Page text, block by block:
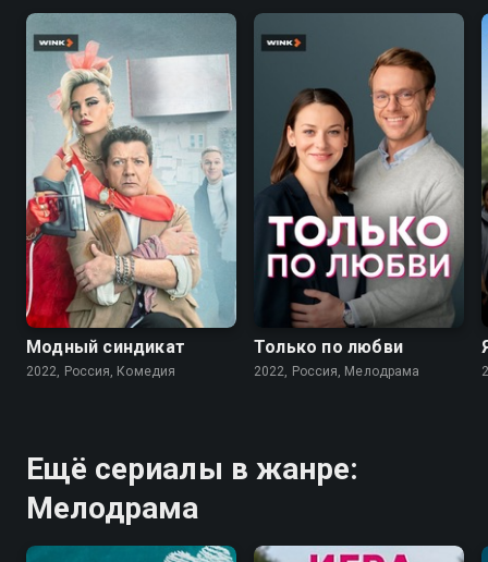
7.6
Модный синдикат
2022, Россия, Комедия
Только по любви
2022, Россия, Мелодрама
Ещё сериалы в жанре:
Мелодрама